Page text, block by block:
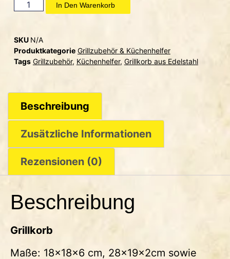
In Den Warenkorb
SKU N/A
Produktkategorie Grillzubehör & Küchenhelfer
Tags Grillzubehör, Küchenhelfer, Grillkorb aus Edelstahl
Beschreibung
Zusätzliche Informationen
Rezensionen (0)
Beschreibung
Grillkorb
Maße: 18x18x6 cm, 28x19x2cm sowie